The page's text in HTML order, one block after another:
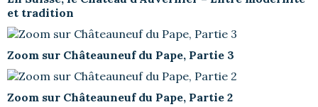
et tradition
Zoom sur Châteauneuf du Pape, Partie 3
Zoom sur Châteauneuf du Pape, Partie 2